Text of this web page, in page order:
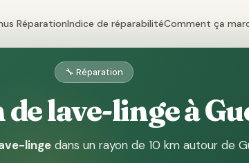
RéparationIndice de réparabilitéComment ça
🔧 Réparation
lave-linge à
lingedans un rayon de 10 km autour de